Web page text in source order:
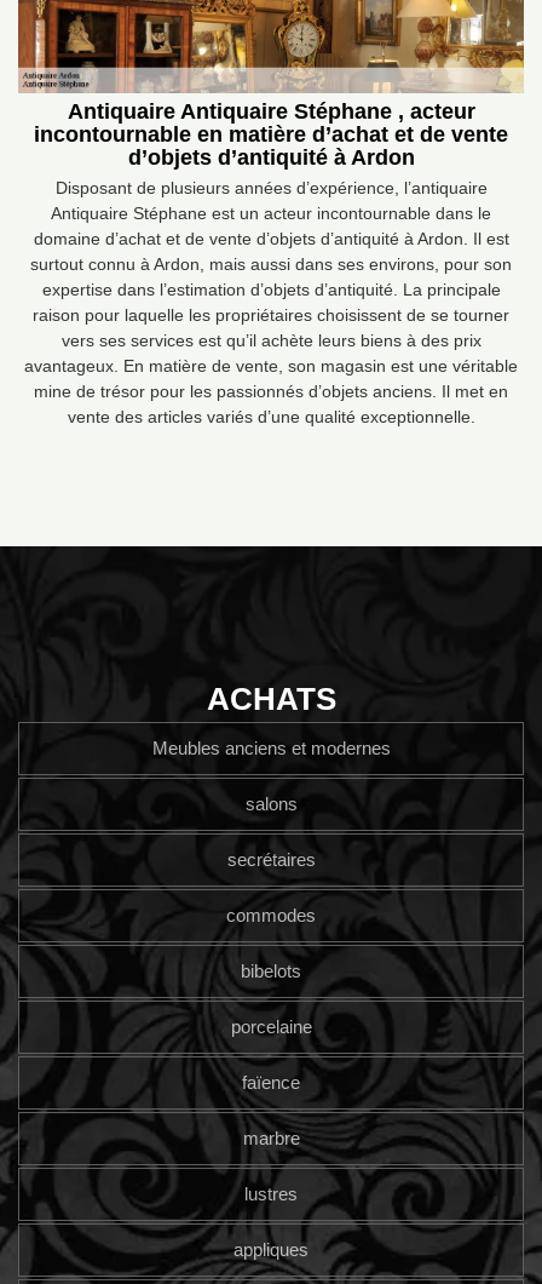
Antiquaire Antiquaire Stéphane , acteur
incontournable en matière d’achat et de vente
d’objets d’antiquité à Ardon
Disposant de plusieurs années d’expérience, l’antiquaire
Antiquaire Stéphane est un acteur incontournable dans le
domaine d’achat et de vente d’objets d’antiquité à Ardon. Il est
surtout connu à Ardon, mais aussi dans ses environs, pour son
expertise dans l’estimation d’objets d’antiquité. La principale
raison pour laquelle les propriétaires choisissent de se tourner
vers ses services est qu’il achète leurs biens à des prix
avantageux. En matière de vente, son magasin est une véritable
mine de trésor pour les passionnés d’objets anciens. Il met en
vente des articles variés d’une qualité exceptionnelle.
ACHATS
Meubles anciens et modernes
salons
secrétaires
commodes
bibelots
porcelaine
faïence
marbre
lustres
appliques